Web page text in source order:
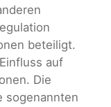
beteiligt.
auf
Die
sogenannten